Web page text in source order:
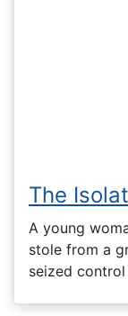
The
A young
stole from a
seized